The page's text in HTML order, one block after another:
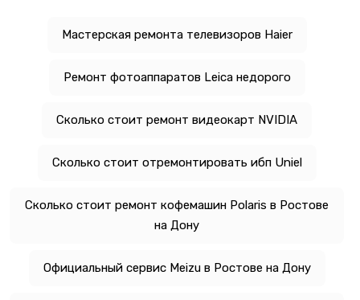
Мастерская ремонта телевизоров Haier
Ремонт фотоаппаратов Leica недорого
Сколько стоит ремонт видеокарт NVIDIA
Сколько стоит отремонтировать ибп Uniel
Сколько стоит ремонт кофемашин Polaris в Ростове
на Дону
Официальный сервис Meizu в Ростове на Дону